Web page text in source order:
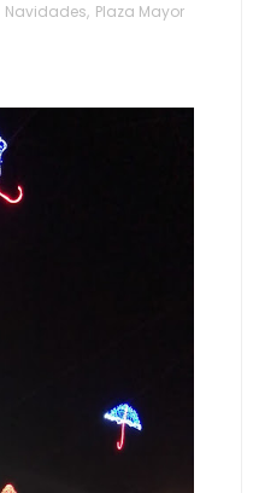
Navidades, Plaza Mayor